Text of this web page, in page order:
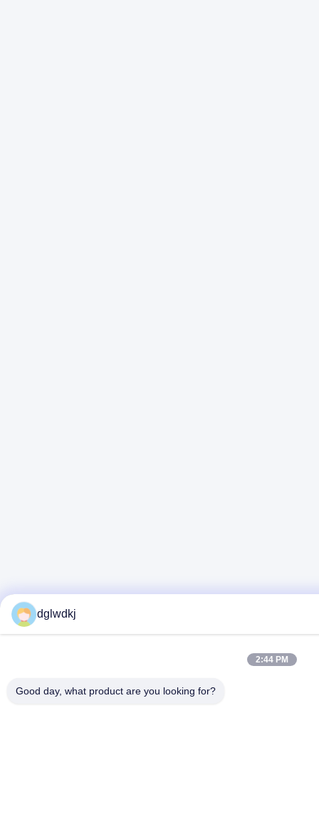
dglwdkj
2:44 PM
Good day, what product are you looking for?